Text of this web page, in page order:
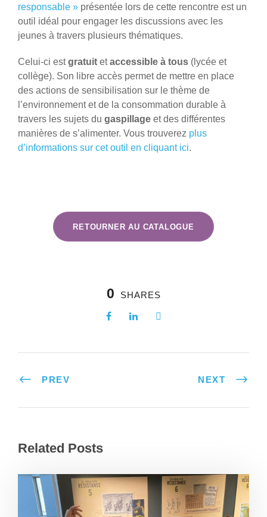
responsable » présentée lors de cette rencontre est un
outil idéal pour engager les discussions avec les
jeunes à travers plusieurs thématiques.
Celui-ci estgratuit etaccessible à tous (lycée et
collège). Son libre accès permet de mettre en place
des actions de sensibilisation sur le thème de
l’environnement et de la consommation durable à
travers les sujets du gaspillage et des différentes
manières de s’alimenter. Vous trouverez plus
d’informations sur cet outil en cliquant ici.
RETOURNER AU CATALOGUE
0 SHARES
PREV NEXT
Related Posts